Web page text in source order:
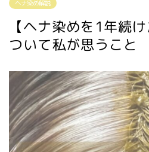
ヘナ染め解説
【ヘナ染めを1年続
ついて私が思うこと